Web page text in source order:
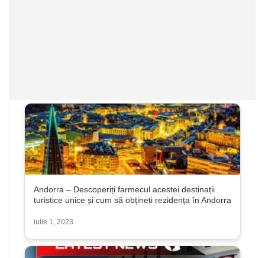
Andorra – Descoperiți farmecul acestei destinații
turistice unice și cum să obțineți rezidența în Andorra
iulie 1, 2023